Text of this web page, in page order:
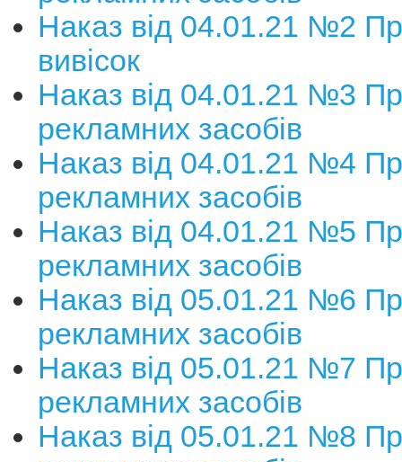
Наказ від 04.01.21 №2
вивісок
Наказ від 04.01.21 №3
рекламних засобів
Наказ від 04.01.21 №4
рекламних засобів
Наказ від 04.01.21 №5
рекламних засобів
Наказ від 05.01.21 №6
рекламних засобів
Наказ від 05.01.21 №7
рекламних засобів
Наказ від 05.01.21 №8